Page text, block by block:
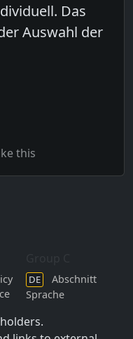
Das
Auswahl der
this
DE
Abschnitt
Sprache